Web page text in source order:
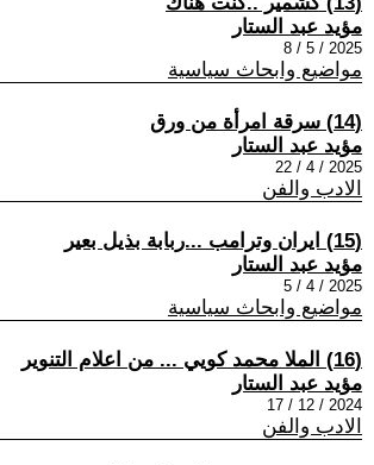
مؤيد عبد الستار
2025 / 5 / 8
مواضيع وابحاث سياسية
(14) سرقة امرأة من ورق
مؤيد عبد الستار
2025 / 4 / 22
الادب والفن
(15) ايران وترامب ...ربابة بذيل بعير
مؤيد عبد الستار
2025 / 4 / 5
مواضيع وابحاث سياسية
(16) الملا محمد كويي ... من اعلام التنوير
مؤيد عبد الستار
2024 / 12 / 17
الادب والفن